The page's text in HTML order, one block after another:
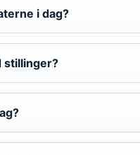
i dag?
stillinger?